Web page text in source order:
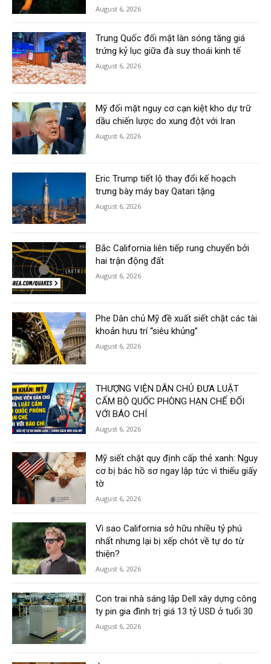
August 6, 2026
Trung Quốc đối mặt làn sóng tăng giá
trứng kỷ lục giữa đà suy thoái kinh tế
August 6, 2026
Mỹ đối mặt nguy cơ cạn kiệt kho dự trữ
dầu chiến lược do xung đột với Iran
August 6, 2026
Eric Trump tiết lộ thay đổi kế hoạch
trưng bày máy bay Qatari tặng
August 6, 2026
Bắc California liên tiếp rung chuyển bởi
hai trận động đất
August 6, 2026
Phe Dân chủ Mỹ đề xuất siết chặt các tài
khoản hưu trí “siêu khủng”
August 6, 2026
THƯỢNG VIỆN DÂN CHỦ ĐƯA LUẬT
CẤM BỘ QUỐC PHÒNG HẠN CHẾ ĐỐI
VỚI BÁO CHÍ
August 6, 2026
Mỹ siết chặt quy định cấp thẻ xanh: Nguy
cơ bị bác hồ sơ ngay lập tức vì thiếu giấy
tờ
August 6, 2026
Vì sao California sở hữu nhiều tỷ phú
nhất nhưng lại bị xếp chót về tự do từ
thiện?
August 6, 2026
Con trai nhà sáng lập Dell xây dựng công
ty pin gia đình trị giá 13 tỷ USD ở tuổi 30
August 6, 2026